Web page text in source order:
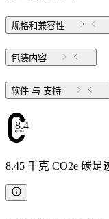
规格和兼容性
包装内容
软件 与 支持
8.45
8.45 千克 CO2e 碳足